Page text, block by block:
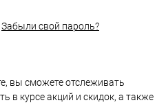
Забыли свой пароль?
вы сможете отслеживать
в курсе акций и скидок, а также